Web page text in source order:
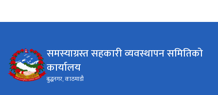
समस्याग्रस्त सहकारी व्यवस्थापन समितिको
कार्यालय
बुद्धनगर, काठमाडौ